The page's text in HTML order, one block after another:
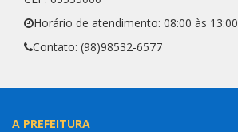
Horário de atendimento: 08:00 às 13:00
Contato: (98)98532-6577
A PREFEITURA